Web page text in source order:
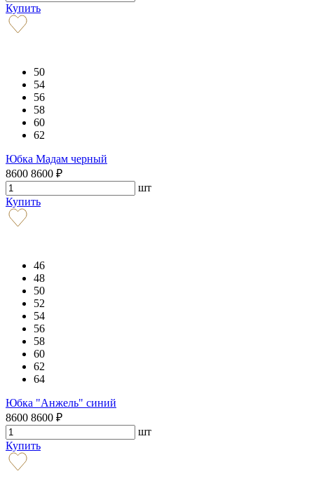
Купить
50
54
56
58
60
62
Юбка Мадам черный
8600 8600 ₽
шт
Купить
46
48
50
52
54
56
58
60
62
64
Юбка "Анжель" синий
8600 8600 ₽
шт
Купить